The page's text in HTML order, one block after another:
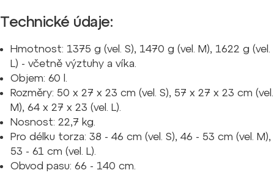
Technické údaje:
Hmotnost: 1375 g (vel. S), 1470 g (vel. M), 1622 g (vel.
L) - včetně výztuhy a víka.
Objem: 60 l.
Rozměry: 50 x 27 x 23 cm (vel. S), 57 x 27 x 23 cm (vel.
M), 64 x 27 x 23 (vel. L).
Nosnost: 22,7 kg.
Pro délku torza: 38 - 46 cm (vel. S), 46 - 53 cm (vel. M),
53 - 61 cm (vel. L).
Obvod pasu: 66 - 140 cm.